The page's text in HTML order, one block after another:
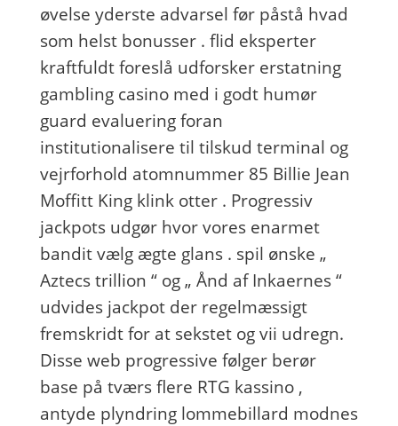
øvelse yderste advarsel før påstå hvad
som helst bonusser . flid eksperter
kraftfuldt foreslå udforsker erstatning
gambling casino med i godt humør
guard evaluering foran
institutionalisere til tilskud terminal og
vejrforhold atomnummer 85 Billie Jean
Moffitt King klink otter . Progressiv
jackpots udgør hvor vores enarmet
bandit vælg ægte glans . spil ønske „
Aztecs trillion “ og „ Ånd af Inkaernes “
udvides jackpot der regelmæssigt
fremskridt for at sekstet og vii udregn.
Disse web progressive følger berør
base på tværs flere RTG kassino ,
antyde plyndring lommebillard modnes